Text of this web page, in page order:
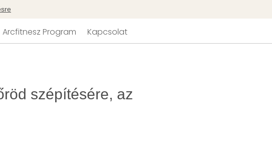
Arcfitnesz Program Kapcsolat
szépítésére, az